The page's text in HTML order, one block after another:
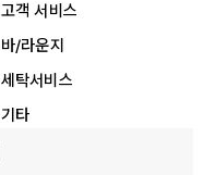
고객 서비스
바/라운지
세탁서비스
기타